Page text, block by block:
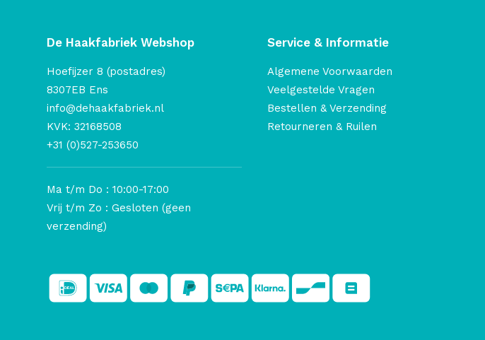
De Haakfabriek Webshop
Hoefijzer 8 (postadres)
8307EB Ens
info@dehaakfabriek.nl
KVK: 32168508
+31 (0)527-253650
Ma t/m Do : 10:00-17:00
Vrij t/m Zo : Gesloten (geen
verzending)
Service & Informatie
Algemene Voorwaarden
Veelgestelde Vragen
Bestellen & Verzending
Retourneren & Ruilen